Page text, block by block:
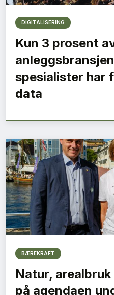
DIGITALISERING
Kun 3 prosent
spesialister har
data
BÆREKRAFT
Natur,
på agendaen